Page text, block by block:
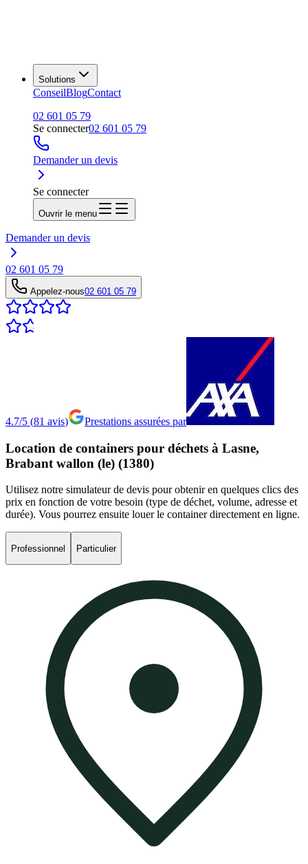
Solutions
ConseilBlogContact
02 601 05 79
Se connecter02 601 05 79
Demander un devis
Se connecter
Ouvrir le menu
Demander un devis
02 601 05 79
Appelez-nous02 601 05 79
4.7/5 (81 avis) Prestations assurées par
Location de containers pour déchets à Lasne,
Brabant wallon (le) (1380)
Utilisez notre simulateur de devis pour obtenir en quelques clics des
prix en fonction de votre besoin (type de déchet, volume, adresse et
durée). Vous pourrez ensuite louer le container directement en ligne.
Professionnel Particulier